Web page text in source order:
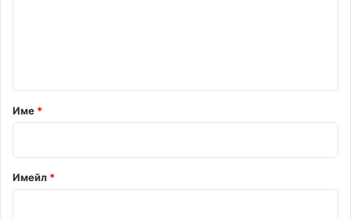
р
*
Име *
Имейл *